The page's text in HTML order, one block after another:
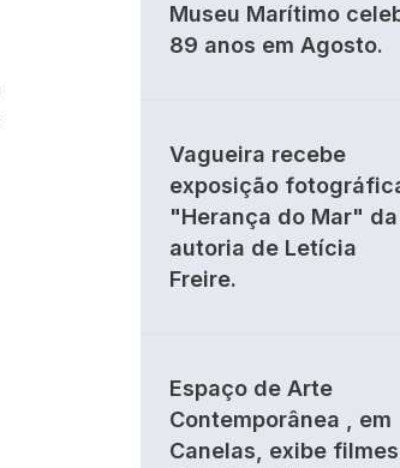
Museu Marítimo
89 anos em Agosto.
Vagueira recebe
exposição
"Herança do Mar" da
autoria de Letícia
Freire.
Espaço de Arte
Contemporânea , em
Canelas, exibe filmes